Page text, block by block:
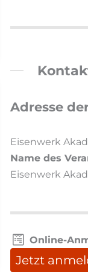
Adresse
Eisenwerk
Name des
Eisenwerk
Online-
Jetzt